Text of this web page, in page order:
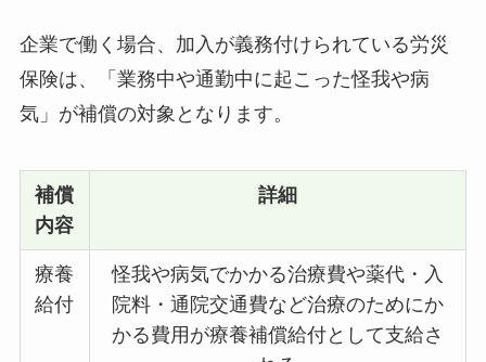
企業で働く場合、加入が義務付けられている労災
保険は、「業務中や通勤中に起こった怪我や病
気」が補償の対象 となります。
補償
内容
詳細
療養
給付
怪我や病気でかかる治療費や薬代・入
院料・通院交通費など治療のためにか
かる費用が療養補償給付として支給さ